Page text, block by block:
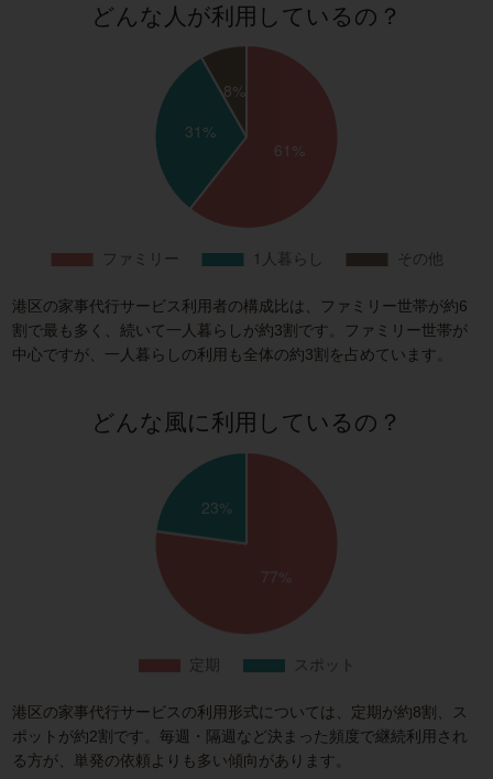
どんな人が利用しているの？
港区の家事代行サービス利用者の構成比は、ファミリー世帯が約6
割で最も多く、続いて一人暮らしが約3割です。ファミリー世帯が
中心ですが、一人暮らしの利用も全体の約3割を占めています。
どんな風に利用しているの？
港区の家事代行サービスの利用形式については、定期が約8割、ス
ポットが約2割です。毎週・隔週など決まった頻度で継続利用され
る方が、単発の依頼よりも多い傾向があります。